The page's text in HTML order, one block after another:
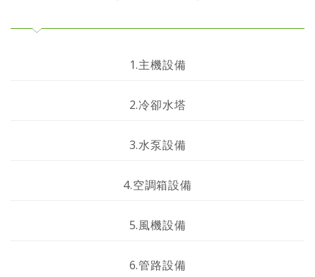
1.主機設備
2.冷卻水塔
3.水泵設備
4.空調箱設備
5.風機設備
6.管路設備